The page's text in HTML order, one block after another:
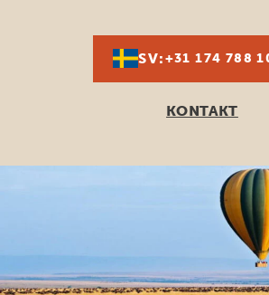
SV:+31 174 788
KONTAKT